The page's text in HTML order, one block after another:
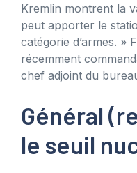
Kremlin montrent la
peut apporter le
catégorie d’armes. »
récemment
chef adjoint du
Général
le seuil